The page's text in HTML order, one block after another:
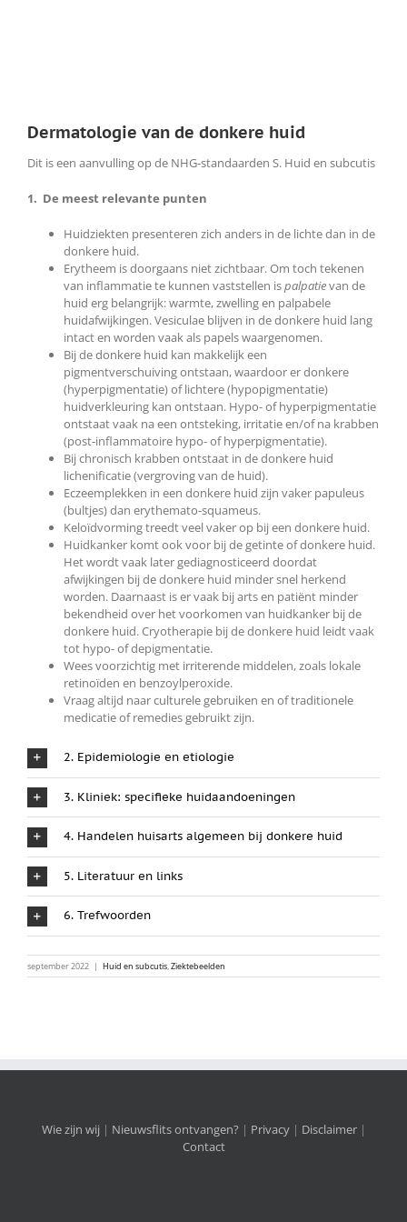
Dermatologie van de donkere huid
Dit is een aanvulling op de NHG-standaarden S. Huid en subcutis
1. De meest relevante punten
Huidziekten presenteren zich anders in de lichte dan in de
donkere huid.
Erytheem is doorgaans niet zichtbaar. Om toch tekenen
van inflammatie te kunnen vaststellen ispalpatievan de
huid erg belangrijk: warmte, zwelling en palpabele
huidafwijkingen. Vesiculae blijven in de donkere huid lang
intact en worden vaak als papels waargenomen.
Bij de donkere huid kan makkelijk een
pigmentverschuiving ontstaan, waardoor er donkere
(hyperpigmentatie) of lichtere (hypopigmentatie)
huidverkleuring kan ontstaan. Hypo- of hyperpigmentatie
ontstaat vaak na een ontsteking, irritatie en/of na krabben
(post-inflammatoire hypo- of hyperpigmentatie).
Bij chronisch krabben ontstaat in de donkere huid
lichenificatie (vergroving van de huid).
Eczeemplekken in een donkere huid zijn vaker papuleus
(bultjes) dan erythemato-squameus.
Keloïdvorming treedt veel vaker op bij een donkere huid.
Huidkanker komt ook voor bij de getinte of donkere huid.
Het wordt vaak later gediagnosticeerd doordat
afwijkingen bij de donkere huid minder snel herkend
worden. Daarnaast is er vaak bij arts en patiënt minder
bekendheid over het voorkomen van huidkanker bij de
donkere huid. Cryotherapie bij de donkere huid leidt vaak
tot hypo- of depigmentatie.
Wees voorzichtig met irriterende middelen, zoals lokale
retinoïden en benzoylperoxide.
Vraag altijd naar culturele gebruiken en of traditionele
medicatie of remedies gebruikt zijn.
2. Epidemiologie en etiologie
3. Kliniek: specifieke huidaandoeningen
4. Handelen huisarts algemeen bij donkere huid
5. Literatuur en links
6. Trefwoorden
september 2022 | Huid en subcutis,Ziektebeelden
Wie zijn wij | Nieuwsflits ontvangen? | Privacy| Disclaimer|
Contact